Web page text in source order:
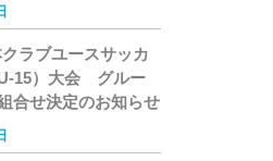
ラブユースサッカ
15）大会 グルー
合せ決定のお知らせ